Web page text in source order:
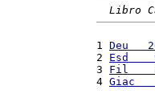
Libro
1 Deu
2 Esd
3 Fil
4 Giac